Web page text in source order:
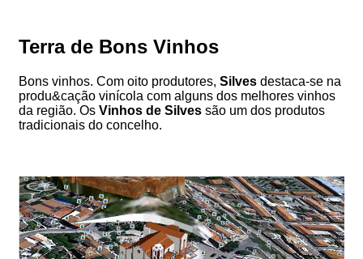
Terra de Bons Vinhos
Bons vinhos. Com oito produtores, Silves destaca-se na
produ&cação vinícola com alguns dos melhores vinhos
da região. Os Vinhos de Silves são um dos produtos
tradicionais do concelho.